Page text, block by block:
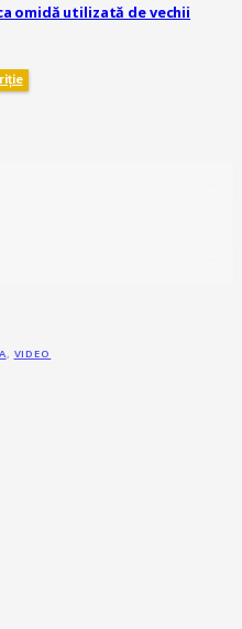
omidă utilizată de vechii
, VIDEO